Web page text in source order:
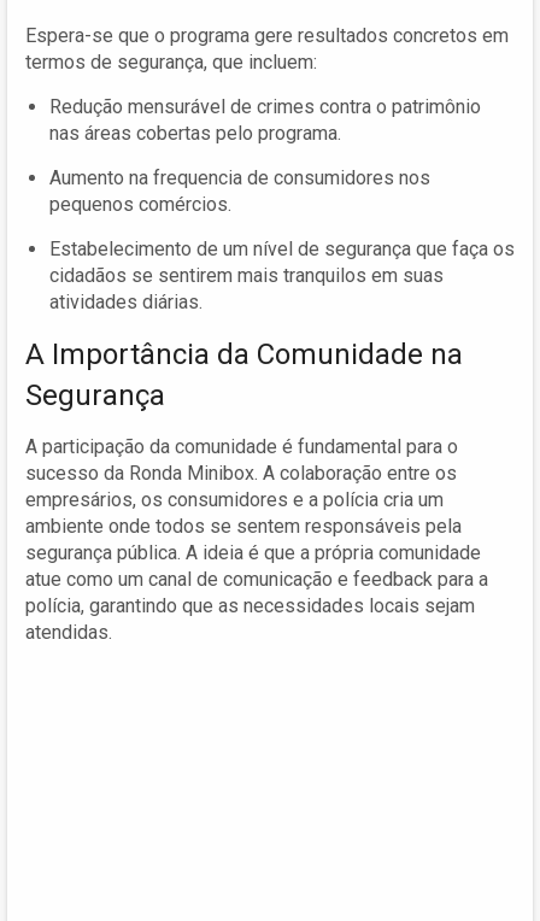
Espera-se que o programa gere resultados concretos em
termos de segurança, que incluem:
Redução mensurável de crimes contra o patrimônio
nas áreas cobertas pelo programa.
Aumento na frequencia de consumidores nos
pequenos comércios.
Estabelecimento de um nível de segurança que faça os
cidadãos se sentirem mais tranquilos em suas
atividades diárias.
A Importância da Comunidade na
Segurança
A participação da comunidade é fundamental para o
sucesso da Ronda Minibox. A colaboração entre os
empresários, os consumidores e a polícia cria um
ambiente onde todos se sentem responsáveis pela
segurança pública. A ideia é que a própria comunidade
atue como um canal de comunicação e feedback para a
polícia, garantindo que as necessidades locais sejam
atendidas.